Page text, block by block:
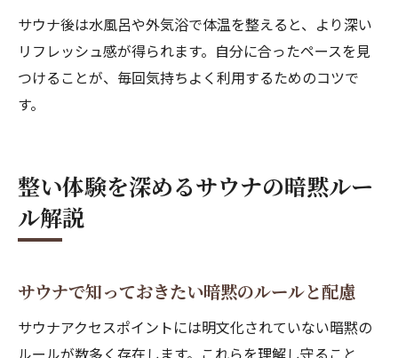
サウナ後は水風呂や外気浴で体温を整えると、より深い
リフレッシュ感が得られます。自分に合ったペースを見
つけることが、毎回気持ちよく利用するためのコツで
す。
整い体験を深めるサウナの暗黙ルー
ル解説
サウナで知っておきたい暗黙のルールと配慮
サウナアクセスポイントには明文化されていない暗黙の
ルールが数多く存在します。これらを理解し守ること